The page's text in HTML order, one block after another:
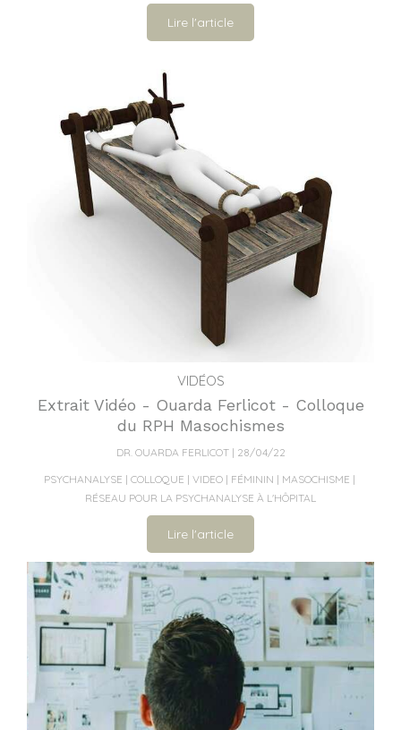
Lire l'article
VIDÉOS
Extrait Vidéo - Ouarda Ferlicot - Colloque
du RPH Masochismes
DR. OUARDA FERLICOT
28/04/22
PSYCHANALYSE
COLLOQUE VIDEO FÉMININ
MASOCHISME
RÉSEAU POUR LA PSYCHANALYSE À L'HÔPITAL
Lire l'article